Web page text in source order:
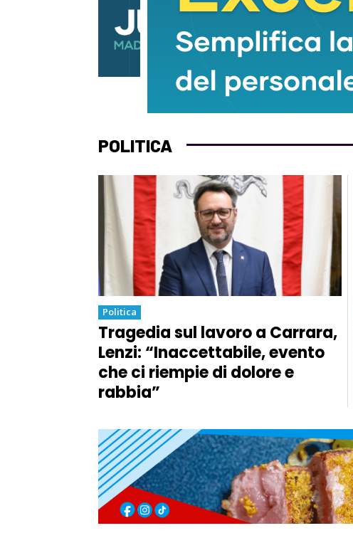
POLITICA
Politica
Tragedia sul lavoro a Carrara,
Lenzi: “Inaccettabile, evento
che ci riempie di dolore e
rabbia”